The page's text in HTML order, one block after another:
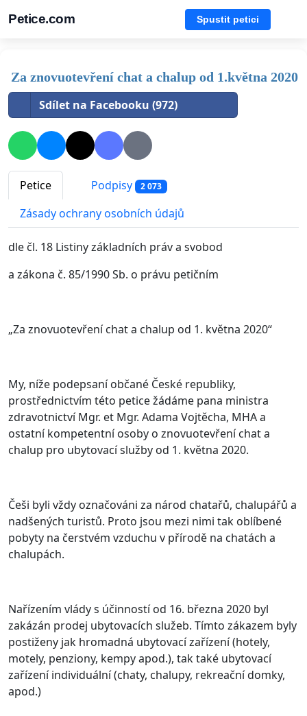
Petice.com Spustit petici
Za znovuotevření chat a chalup od 1.května 2020
Sdílet na Facebooku (972)
Petice Podpisy 2 073
Zásady ochrany osobních údajů
dle čl. 18 Listiny základních práv a svobod
a zákona č. 85/1990 Sb. o právu petičním
„Za znovuotevření chat a chalup od 1. května 2020“
My, níže podepsaní občané České republiky,
prostřednictvím této petice žádáme pana ministra
zdravotnictví Mgr. et Mgr. Adama Vojtěcha, MHA a
ostatní kompetentní osoby o znovuotevření chat a
chalup pro ubytovací služby od 1. května 2020.
Češi byli vždy označováni za národ chatařů, chalupářů a
nadšených turistů. Proto jsou mezi nimi tak oblíbené
pobyty na čerstvém vzduchu v přírodě na chatách a
chalupách.
Nařízením vlády s účinností od 16. března 2020 byl
zakázán prodej ubytovacích služeb. Tímto zákazem byly
postiženy jak hromadná ubytovací zařízení (hotely,
motely, penziony, kempy apod.), tak také ubytovací
zařízení individuální (chaty, chalupy, rekreační domky,
apod.)